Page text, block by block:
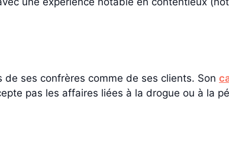
de ses confrères comme de ses clients. Son
pas les affaires liées à la drogue ou à la